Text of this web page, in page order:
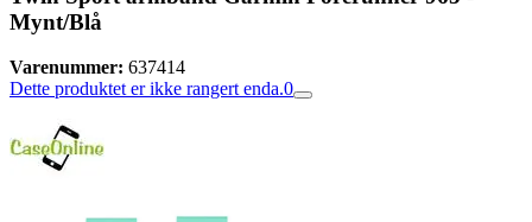
Mynt/Blå
Varenummer: 637414
Dette produktet er ikke rangert enda.0